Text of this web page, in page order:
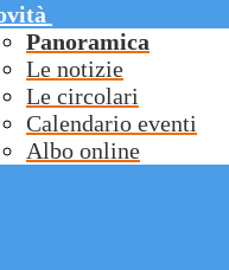
Panoramica
Le notizie
Le circolari
Calendario eventi
Albo online